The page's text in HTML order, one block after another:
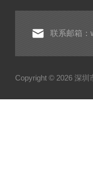
联系邮箱：
Copyright © 2026 深